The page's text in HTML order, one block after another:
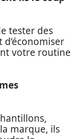
tester des
votre routine
marque, ils